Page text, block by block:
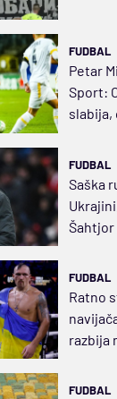
FUDBAL
Petar
Sport:
FUDBAL
Saška
Šahtjor
FUDBAL
Ratno
razbija
FUDBAL